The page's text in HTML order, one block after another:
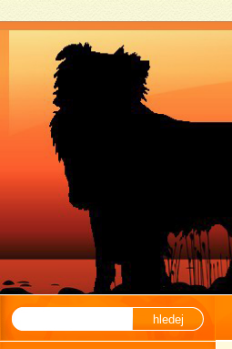
hledej